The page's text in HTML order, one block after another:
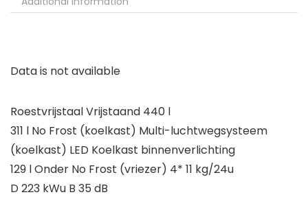
Data is not available
Roestvrijstaal Vrijstaand 440 l
311 l No Frost (koelkast) Multi-luchtwegsysteem
(koelkast) LED Koelkast binnenverlichting
129 l Onder No Frost (vriezer) 4* 11 kg/24u
D 223 kWu B 35 dB